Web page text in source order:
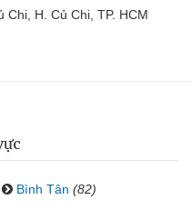
Chi, H. Củ Chi, TP. HCM
Bình Tân (82)